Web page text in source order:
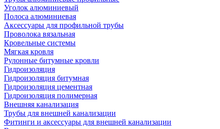
Уголок алюминиевый
Полоса алюминиевая
Аксессуары для профильной трубы
Проволока вязальная
Кровельные системы
Мягкая кровля
Рулонные битумные кровли
Гидроизоляция
Гидроизоляция битумная
Гидроизоляция цементная
Гидроизоляция полимерная
Внешняя канализация
Трубы для внешней канализации
Фитинги и аксессуары для внешней канализации